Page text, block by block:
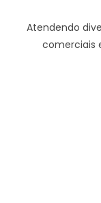
Atendendo
comerciais